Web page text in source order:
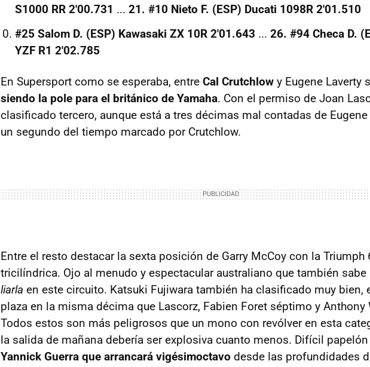
S1000 RR 2'00.731 ... 21. #10 Nieto F. (ESP) Ducati 1098R 2'01.510
#25 Salom D. (ESP) Kawasaki ZX 10R 2'01.643 ... 26. #94 Checa D.
YZF R1 2'02.785
En Supersport como se esperaba, entre Cal Crutchlow y Eugene Laverty
siendo la pole para el británico de Yamaha. Con el permiso de Joan
clasificado tercero, aunque está a tres décimas mal contadas de Eugene
un segundo del tiempo marcado por Crutchlow.
Entre el resto destacar la sexta posición de Garry McCoy con la Triumph
tricilíndrica. Ojo al menudo y espectacular australiano que también sabe
liarla en este circuito. Katsuki Fujiwara también ha clasificado muy bien,
plaza en la misma décima que Lascorz, Fabien Foret séptimo y Anthony
Todos estos son más peligrosos que un mono con revólver en esta
la salida de mañana debería ser explosiva cuanto menos. Difícil
Yannick Guerra que arrancará vigésimoctavo desde las profundidades